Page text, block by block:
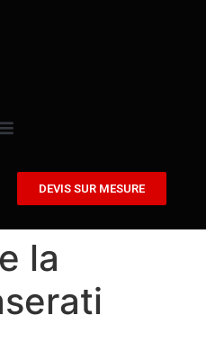
DEVIS SUR MESURE
la